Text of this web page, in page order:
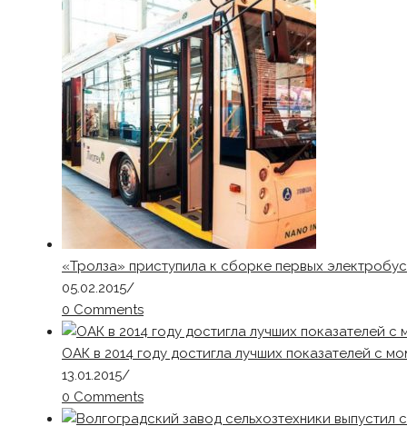
«Тролза» приступила к сборке первых
05.02.2015/
0 Comments
ОАК в 2014 году достигла лучших показателей с
13.01.2015/
0 Comments